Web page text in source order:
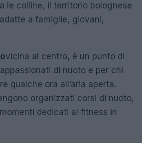
le colline, il territorio bolognese
a famiglie, giovani,
vicina al centro, è un punto di
di nuoto e per chi
qualche ora all’aria aperta.
organizzati corsi di nuoto,
dedicati al fitness in